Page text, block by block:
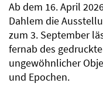
Ab dem 16. April
Dahlem die
zum 3. September
fernab des
ungewöhnlicher
und Epochen.